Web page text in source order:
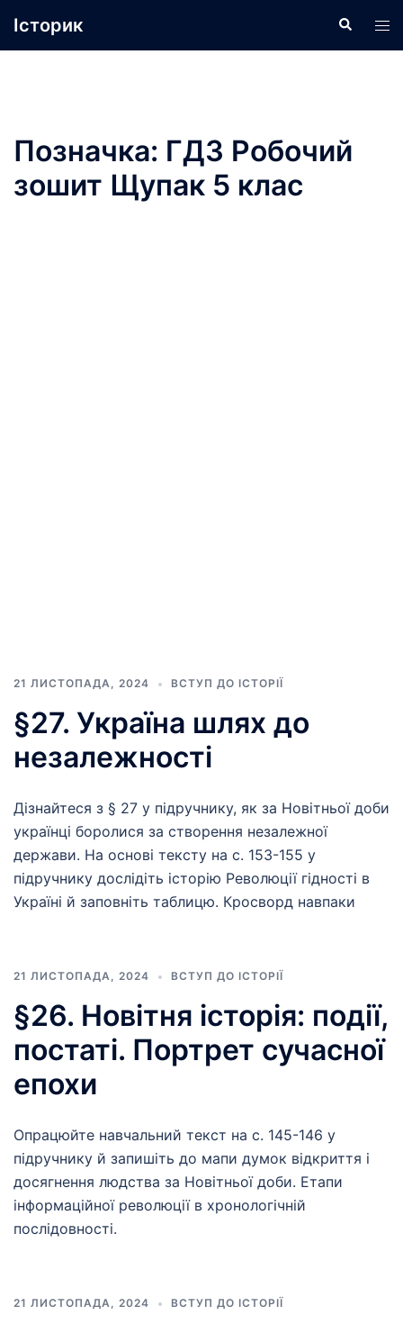
доІсторик Пошук
Позначка: ГДЗ Робочий
зошит Щупак 5 клас
21 ЛИСТОПАДА, 2024 ВСТУП ДО ІСТОРІЇ
§27. Україна шлях до
незалежності
Дізнайтеся з § 27 у підручнику, як за Новітньої доби
українці боролися за створення незалежної
держави. На основі тексту на с. 153-155 у
підручнику дослідіть історію Революції гідності в
Україні й заповніть таблицю. Кросворд навпаки
21 ЛИСТОПАДА, 2024 ВСТУП ДО ІСТОРІЇ
§26. Новітня історія: події,
постаті. Портрет сучасної
епохи
Опрацюйте навчальний текст на с. 145-146 у
підручнику й запишіть до мапи думок відкриття і
досягнення людства за Новітньої доби. Етапи
інформаційної революції в хронологічній
послідовності.
21 ЛИСТОПАДА, 2024 ВСТУП ДО ІСТОРІЇ